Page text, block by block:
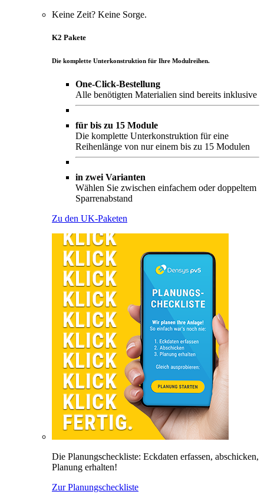
Keine Zeit? Keine Sorge.
K2 Pakete
Die komplette Unterkonstruktion für Ihre Modulreihen.
One-Click-Bestellung
Alle benötigten Materialien sind bereits inklusive
für bis zu 15 Module
Die komplette Unterkonstruktion für eine
Reihenlänge von nur einem bis zu 15 Modulen
in zwei Varianten
Wählen Sie zwischen einfachem oder doppeltem
Sparrenabstand
Zu den UK-Paketen
Die Planungscheckliste: Eckdaten erfassen, abschicken,
Planung erhalten!
Zur Planungscheckliste